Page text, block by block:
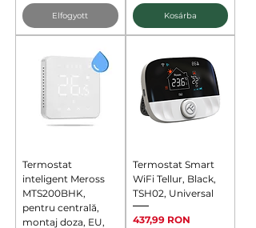
Elfogyott Kosárba
Termostat
inteligent Meross
MTS200BHK,
pentru centrală,
montaj doza, EU,
Termostat Smart
WiFi Tellur, Black,
TSH02, Universal
Ár
437,99 RON